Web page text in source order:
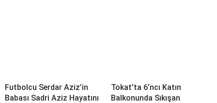
Futbolcu Serdar Aziz’in
Babası Sadri Aziz Hayatını
Tokat’ta 6’ncı Katın
Balkonunda Sıkışan